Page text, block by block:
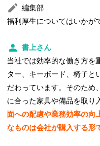
編集部
福利厚生についてはいかが
書上さん
当社では効率的な働き方を
ター、キーボード、椅子と
だわっています。そのため
に合った家具や備品を取り
面への配慮や業務効率の向
なものは会社が購入する形